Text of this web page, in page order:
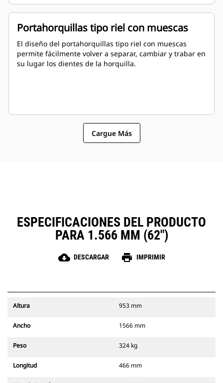
Portahorquillas tipo riel con muescas
El diseño del portahorquillas tipo riel con muescas
permite fácilmente volver a separar, cambiar y trabar en
su lugar los dientes de la horquilla.
Cargue Más
ESPECIFICACIONES DEL PRODUCTO
PARA 1.566 MM (62")
cloud_download DESCARGAR print IMPRIMIR
Altura 953 mm
Ancho 1566 mm
Peso 324 kg
Longitud 466 mm